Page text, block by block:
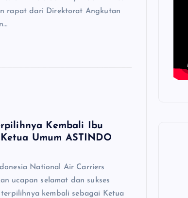
rapat dari Direktorat Angkutan
Kembali Ibu
Umum ASTINDO
National Air Carriers
ucapan selamat dan sukses
kembali sebagai Ketua